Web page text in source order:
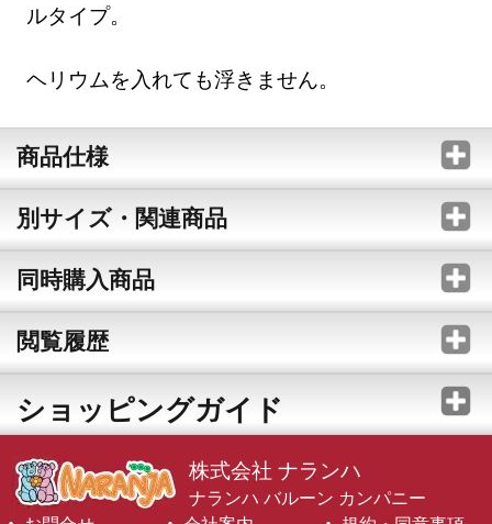
ルタイプ。
ヘリウムを入れても浮きません。
商品仕様
別サイズ・関連商品
同時購入商品
閲覧履歴
ショッピングガイド
株式会社 ナランハ
ナランハ バルーン カンパニー